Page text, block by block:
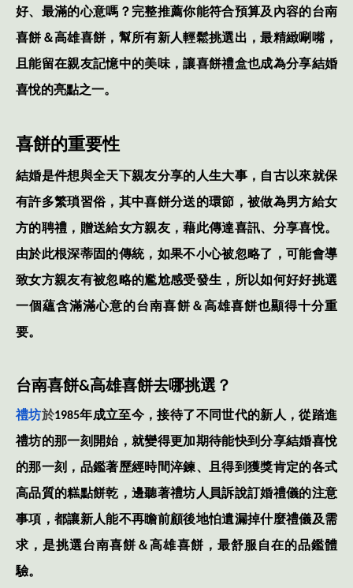
好、最滿的心意嗎？完整推薦你能符合預算及內容的台南
喜餅＆高雄喜餅，幫所有新人輕鬆挑選出，最精緻唰嘴，
且能留在親友記憶中的美味，讓喜餅禮盒也成為分享結婚
喜悅的亮點之一。
喜餅的重要性
結婚是件想與全天下親友分享的人生大事，自古以來就保
有許多繁瑣習俗，其中喜餅分送的環節，被做為男方給女
方的聘禮，贈送給女方親友，藉此傳達喜訊、分享喜悅。
由於此根深蒂固的傳統，如果不小心被忽略了，可能會導
致女方親友有被忽略的尷尬感受發生，所以如何好好挑選
一個蘊含滿滿心意的台南喜餅＆高雄喜餅也顯得十分重
要。
台南喜餅&高雄喜餅去哪挑選？
禮坊於1985年成立至今，接待了不同世代的新人，從踏進
禮坊的那一刻開始，就變得更加期待能快到分享結婚喜悅
的那一刻，品鑑著歷經時間淬鍊、且得到獲獎肯定的各式
高品質的糕點餅乾，邊聽著禮坊人員訴說訂婚禮儀的注意
事項，都讓新人能不再瞻前顧後地怕遺漏掉什麼禮儀及需
求，是挑選台南喜餅＆高雄喜餅，最舒服自在的品鑑體
驗。